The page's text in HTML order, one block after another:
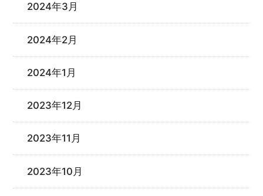
2024年3月
2024年2月
2024年1月
2023年12月
2023年11月
2023年10月